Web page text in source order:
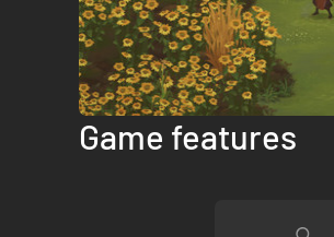
Game features